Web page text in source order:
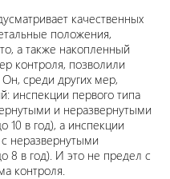
качественных
положения,
а также накопленный
контроля, позволили
среди других мер,
инспекции первого типа
и неразвернутыми
10 в год), а инспекции
с неразвернутыми
8 в год). И это не предел с
контроля.